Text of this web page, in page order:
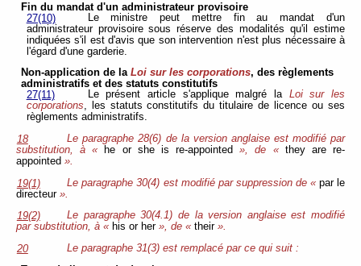
Fin du mandat d'un administrateur provisoire
27(10)
Le ministre peut mettre fin au mandat d'un
administrateur provisoire sous réserve des modalités qu'il estime
indiquées s'il est d'avis que son intervention n'est plus nécessaire à
l'égard d'une garderie.
Non-application de laLoi sur les corporations, des règlements
administratifs et desstatuts constitutifs
27(11)
Le présent article s'applique malgré la Loi sur les
corporations, les statuts constitutifs du titulaire de licence ou ses
règlements administratifs.
18
Le paragraphe 28(6) de la version anglaise est modifié par
substitution, à « he or she is re-appointed», de «they are re-
appointed ».
19(1)
Le paragraphe 30(4) est modifié par suppression de «par le
directeur ».
19(2)
Le paragraphe 30(4.1) de la version anglaise est modifié
par substitution, à « his or her », de « their ».
20
Le paragraphe 31(3) est remplacé par ce qui suit :